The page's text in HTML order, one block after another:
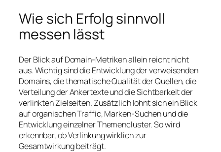
Wie sich Erfolg sinnvoll
messen lässt
Der Blick auf Domain-Metriken allein reicht nicht
aus. Wichtig sind die Entwicklung der verweisenden
Domains, die thematische Qualität der Quellen, die
Verteilung der Ankertexte und die Sichtbarkeit der
verlinkten Zielseiten. Zusätzlich lohnt sich ein Blick
auf organischen Traffic, Marken-Suchen und die
Entwicklung einzelner Themencluster. So wird
erkennbar, ob Verlinkung wirklich zur
Gesamtwirkung beiträgt.